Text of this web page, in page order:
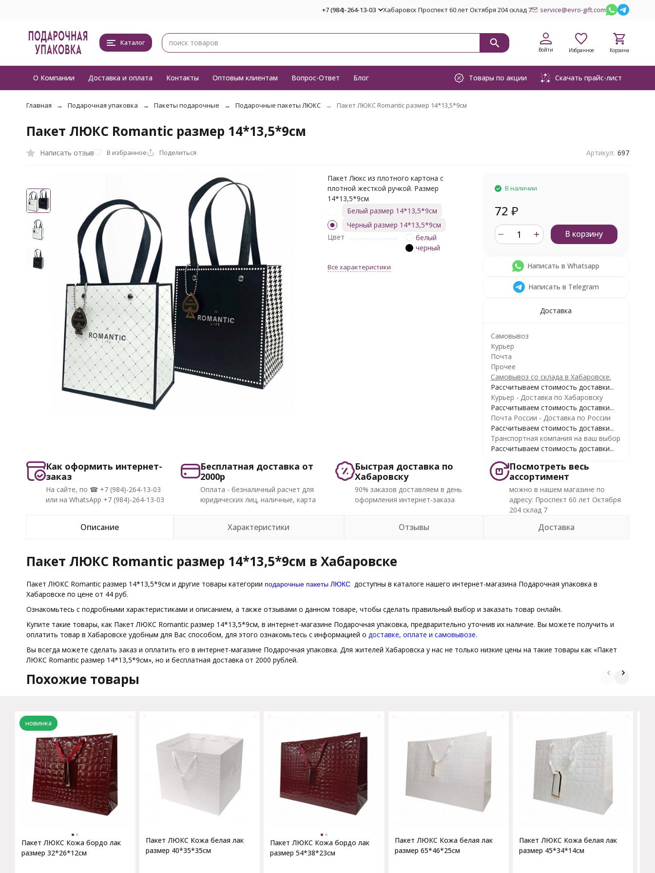
+7 (984)-264-13-03 Хабаровск Проспект 60 лет Октября 204 склад 7 service@evro-gift.com
Каталог
Войти Избранное Корзина
О Компании Доставка и оплата Контакты Оптовым клиентам Вопрос-Ответ Блог Товары по акции Скачать прайс-лист
Главная Подарочная упаковка Пакеты подарочные Подарочные пакеты ЛЮКС Пакет ЛЮКС Romantic размер 14*13,5*9см
Пакет ЛЮКС Romantic размер 14*13,5*9см
Написать отзыв В избранное Поделиться Артикул: 697
Пакет Люкс из плотного картона с
плотной жесткой ручкой. Размер
14*13,5*9см
Цвет
белый
черный
Все характеристики
Белый размер 14*13,5*9см
Черный размер 14*13,5*9см
В наличии
72 ₽
В корзину
Написать в Whatsapp
Написать в Telegram
Доставка
Самовывоз
Курьер
Почта
Прочее
Самовывоз со склада в Хабаровске.
Рассчитываем стоимость доставки...
Курьер - Доставка по Хабаровску
Рассчитываем стоимость доставки...
Почта России - Доставка по России
Рассчитываем стоимость доставки...
Транспортная компания на ваш выбор
Рассчитываем стоимость доставки...
Как оформить интернет-
заказ
На сайте, по ☎ +7 (984)-264-13-03
или на WhatsApp +7 (984)-264-13-03
Бесплатная доставка от
2000р
Оплата - безналичный расчет для
юридических лиц, наличные, карта
Быстрая доставка по
Хабаровску
90% заказов доставляем в день
оформления интернет-заказа
Посмотреть весь
ассортимент
можно в нашем магазине по
адресу: Проспект 60 лет Октября
204 склад 7
Описание Характеристики Отзывы Доставка
Пакет ЛЮКС Romantic размер 14*13,5*9см в Хабаровске
Пакет ЛЮКС Romantic размер 14*13,5*9см и другие товары категории подарочные пакеты ЛЮКСдоступны в каталоге нашего интернет-магазина Подарочная упаковка в
Хабаровске по цене от 44 руб.
Ознакомьтесь с подробными характеристиками и описанием, а также отзывами о данном товаре, чтобы сделать правильный выбор и заказать товар онлайн.
Купите такие товары, как Пакет ЛЮКС Romantic размер 14*13,5*9см, в интернет-магазине Подарочная упаковка, предварительно уточнив их наличие. Вы можете получить и
оплатить товар в Хабаровске удобным для Вас способом, для этого ознакомьтесь с информацией о доставке, оплате и самовывозе.
Вы всегда можете сделать заказ и оплатить его в интернет-магазине Подарочная упаковка. Для жителей Хабаровска у нас не только низкие цены на такие товары как «Пакет
ЛЮКС Romantic размер 14*13,5*9см», но и бесплатная доставка от 2000 рублей.
Похожие товары
новинка
Пакет ЛЮКС Кожа бордо лак
размер 32*26*12см
Пакет ЛЮКС Кожа белая лак
размер 40*35*35см
Пакет ЛЮКС Кожа бордо лак
размер 54*38*23см
Пакет ЛЮКС Кожа белая лак
размер 65*46*25см
Пакет ЛЮКС Кожа белая лак
размер 45*34*14см